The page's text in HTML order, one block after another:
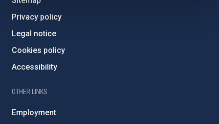
Privacy policy
Legal notice
Cookies policy
Accessibility
OTHER LINKS
Employment